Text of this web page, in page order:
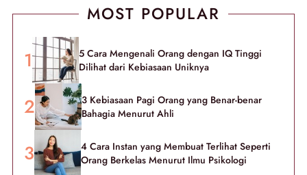
MOST POPULAR
5 Cara Mengenali Orang dengan IQ Tinggi
Dilihat dari Kebiasaan Uniknya
3 Kebiasaan Pagi Orang yang Benar-benar
Bahagia Menurut Ahli
4 Cara Instan yang Membuat Terlihat Seperti
Orang Berkelas Menurut Ilmu Psikologi